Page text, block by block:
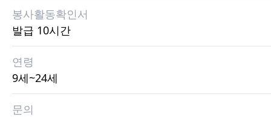
봉사활동확인서
발급 10시간
연령
9세~24세
문의